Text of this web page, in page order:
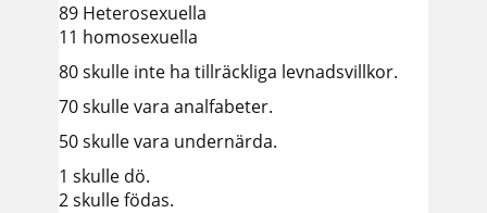
89 Heterosexuella
11 homosexuella
80 skulle inte ha tillräckliga levnadsvillkor.
70 skulle vara analfabeter.
50 skulle vara undernärda.
1 skulle dö.
2 skulle födas.